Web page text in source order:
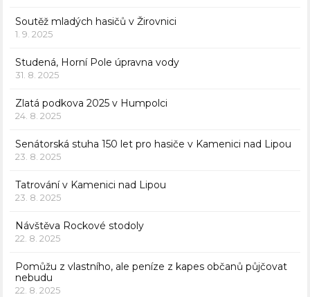
Soutěž mladých hasičů v Žirovnici
1. 9. 2025
Studená, Horní Pole úpravna vody
31. 8. 2025
Zlatá podkova 2025 v Humpolci
24. 8. 2025
Senátorská stuha 150 let pro hasiče v Kamenici nad Lipou
23. 8. 2025
Tatrování v Kamenici nad Lipou
23. 8. 2025
Návštěva Rockové stodoly
22. 8. 2025
Pomůžu z vlastního, ale peníze z kapes občanů půjčovat
nebudu
22. 8. 2025